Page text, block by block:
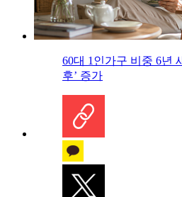
60대 1인가구 비중 6년
후’ 증가